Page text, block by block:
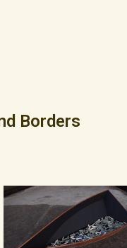
Borders